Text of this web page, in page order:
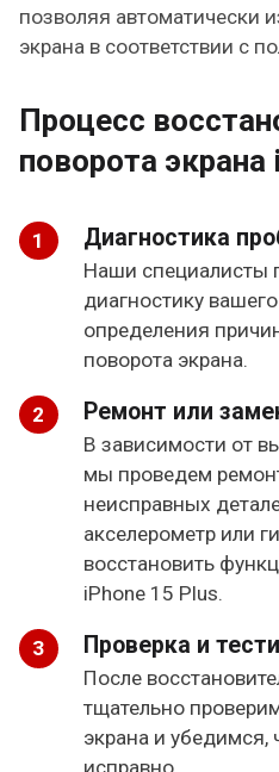
позволяя автоматически
экрана в соответствии с
Процесс
поворота экрана
Диагностика
Наши специалисты
диагностику
определения
поворота экрана.
Ремонт или
В зависимости от
мы проведем
неисправных
акселерометр или
восстановить
iPhone 15 Plus.
Проверка и
После
тщательно
экрана и убедимся,